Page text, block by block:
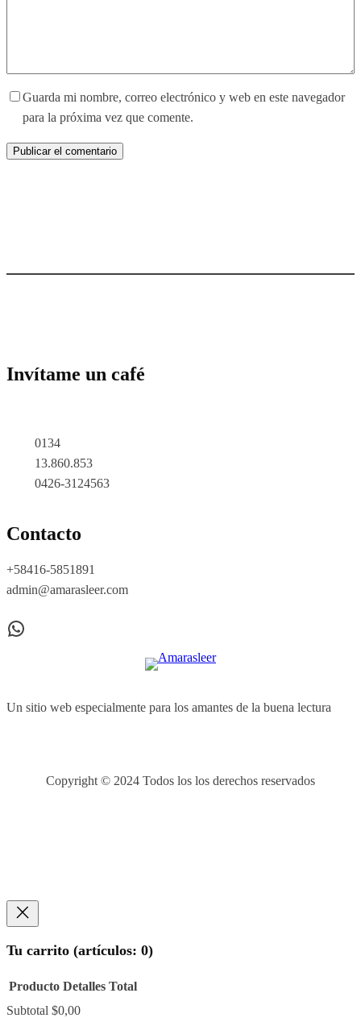
Guarda mi nombre, correo electrónico y web en este navegador
para la próxima vez que comente.
Invítame un café
0134
13.860.853
0426-3124563
Contacto
+58416-5851891
admin@amarasleer.com
WhatsApp
Un sitio web especialmente para los amantes de la buena lectura
Copyright © 2024 Todos los los derechos reservados
Tu carrito (artículos: 0)
Producto Detalles Total
Subtotal $0,00